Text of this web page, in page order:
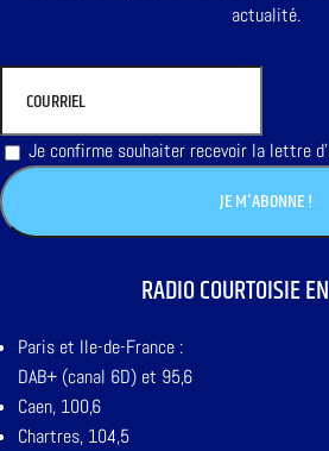
actualité.
Je confirme souhaiter recevoir la lettre
RADIO COURTOISIE
Paris et Ile-de-France :
DAB+ (canal 6D) et 95,6
Caen, 100,6
Chartres, 104,5